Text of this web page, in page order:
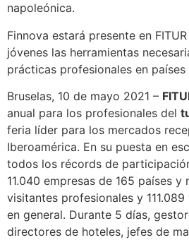
napoleónica.
Finnova estará presente en
jóvenes las herramientas
prácticas profesionales en
Bruselas, 10 de mayo 2021 –
anual para los profesionales del
feria líder para los mercados
Iberoamérica. En su puesta en
todos los récords de
11.040 empresas de 165 países y
visitantes profesionales y
en general. Durante 5 días,
directores de hoteles, jefes de